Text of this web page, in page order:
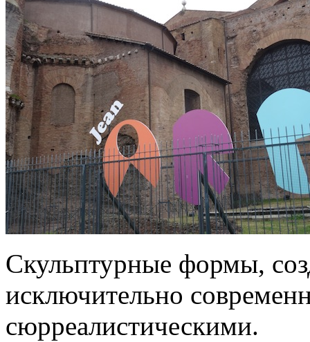
Скульптурные формы,
исключительно
сюрреалистическими.